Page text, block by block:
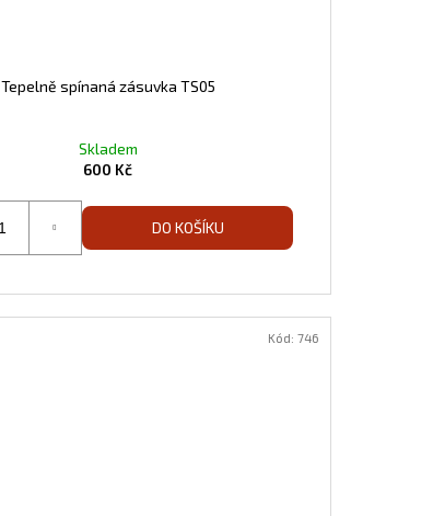
Tepelně spínaná zásuvka TS05
Skladem
600 Kč
DO KOŠÍKU
Kód: 746